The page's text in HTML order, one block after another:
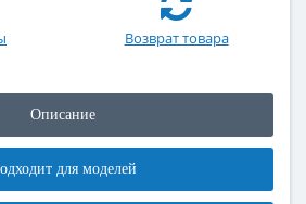
Возврат товара
Описание
для моделей